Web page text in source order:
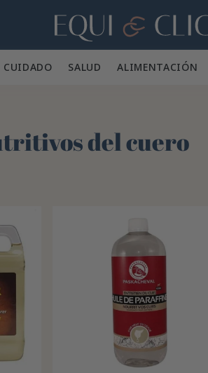
Hogar
CUIDADO 🪮 SALUD ✨ALIMENTACIÓN 🥕
del cuero